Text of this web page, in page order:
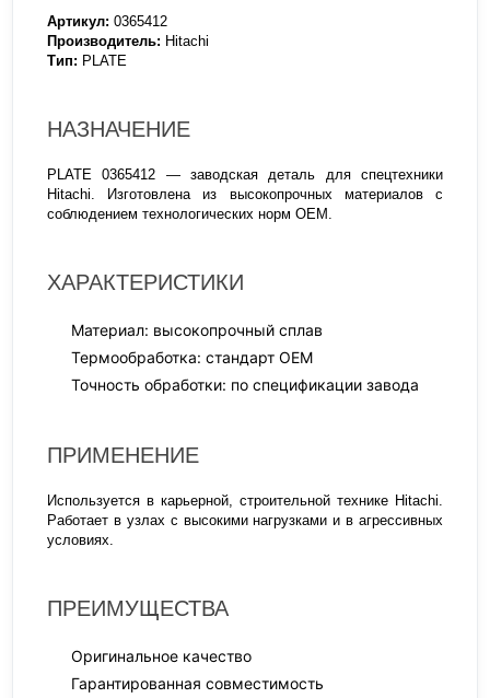
Артикул: 0365412
Производитель: Hitachi
Тип: PLATE
НАЗНАЧЕНИЕ
PLATE 0365412 — заводская деталь для спецтехники
Hitachi. Изготовлена из высокопрочных материалов с
соблюдением технологических норм OEM.
ХАРАКТЕРИСТИКИ
Материал: высокопрочный сплав
Термообработка: стандарт OEM
Точность обработки: по спецификации завода
ПРИМЕНЕНИЕ
Используется в карьерной, строительной технике Hitachi.
Работает в узлах с высокими нагрузками и в агрессивных
условиях.
ПРЕИМУЩЕСТВА
Оригинальное качество
Гарантированная совместимость